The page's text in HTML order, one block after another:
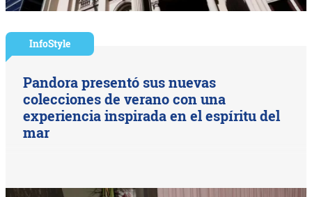
InfoStyle
Pandora presentó sus nuevas
colecciones de verano con una
experiencia inspirada en el espíritu del
mar